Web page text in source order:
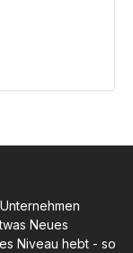
Neues
Niveau hebt - so